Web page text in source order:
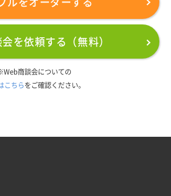
を依頼する（無料）
商談会についての
こちらをご確認ください。